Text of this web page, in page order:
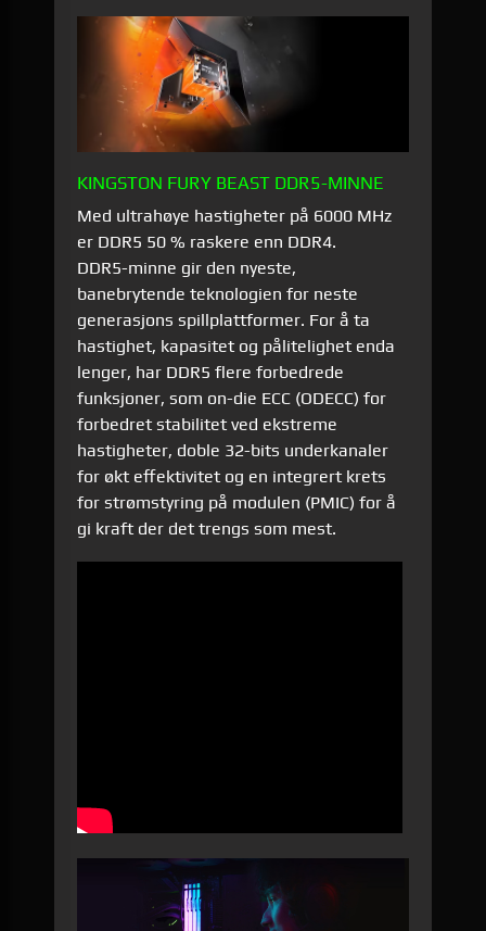
KINGSTON FURY BEAST DDR5-MINNE
Med ultrahøye hastigheter på 6000 MHz
er DDR5 50 % raskere enn DDR4.
DDR5-minne gir den nyeste,
banebrytende teknologien for neste
generasjons spillplattformer. For å ta
hastighet, kapasitet og pålitelighet enda
lenger, har DDR5 flere forbedrede
funksjoner, som on-die ECC (ODECC) for
forbedret stabilitet ved ekstreme
hastigheter, doble 32-bits underkanaler
for økt effektivitet og en integrert krets
for strømstyring på modulen (PMIC) for å
gi kraft der det trengs som mest.